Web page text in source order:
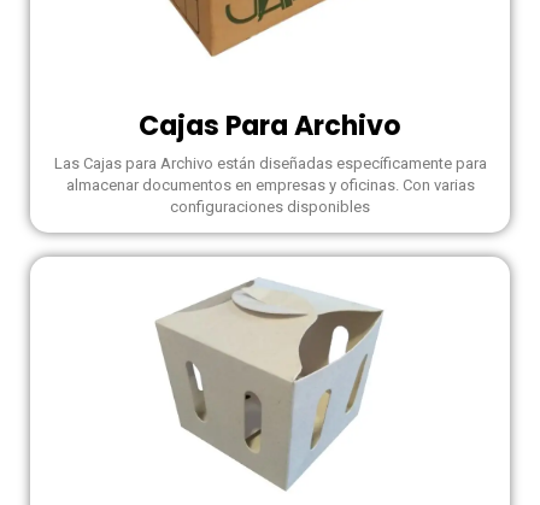
Cajas Para Archivo
Las Cajas para Archivo están diseñadas específicamente para
almacenar documentos en empresas y oficinas. Con varias
configuraciones disponibles